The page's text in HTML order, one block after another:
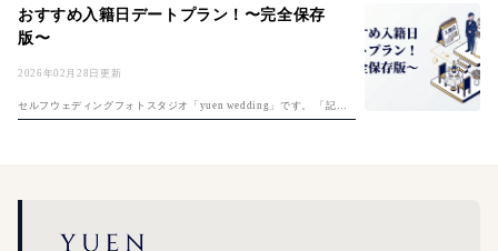
ルフ撮影は自分たちで思い通りの撮影ができる反面、上手く撮れるか
不安な...
2026年02月28日更新
おすすめ入籍日デートプラン！〜完全保存
版〜
セルフウェディングフォトスタジオ「yuen wedding」です。 「記念
すべき夫婦1日目、何をしよう？」入籍日の決め方は「入籍日の決め